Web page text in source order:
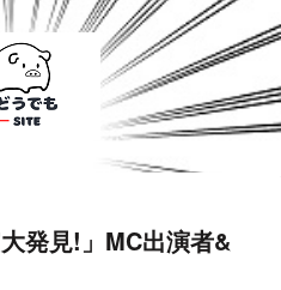
発見!」MC出演者&